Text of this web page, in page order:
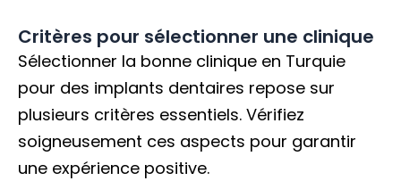
Critères pour sélectionner une clinique
Sélectionner la bonne clinique en Turquie
pour des implants dentaires repose sur
plusieurs critères essentiels. Vérifiez
soigneusement ces aspects pour garantir
une expérience positive.